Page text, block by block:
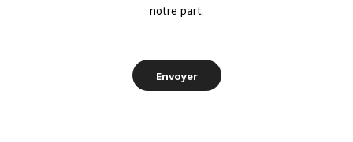
notre part.
Envoyer